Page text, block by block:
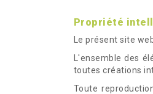
Propriété
Le présent site
L'ensemble des
toutes créations
Toute